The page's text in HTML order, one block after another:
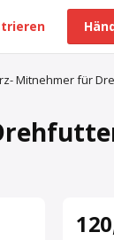
Mitnehmer für